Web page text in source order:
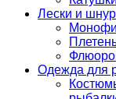
Лески и
Одежда для